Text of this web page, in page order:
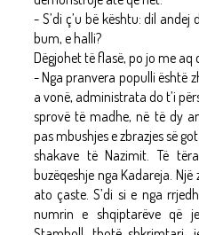
- S’di ç’u bë kështu: dil
bum, e halli?
Dëgjohet të flasë, po jo me aq
- Nga pranvera populli është
a vonë, administrata do t’i
sprovë të madhe, në të dy
pas mbushjes e zbrazjes së
shakave të Nazimit. Të
buzëqeshje nga Kadareja.
ato çaste. S’di si e nga
numrin e shqiptarëve që